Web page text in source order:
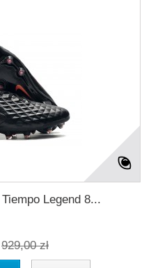
Legend 8...
929,00 zł